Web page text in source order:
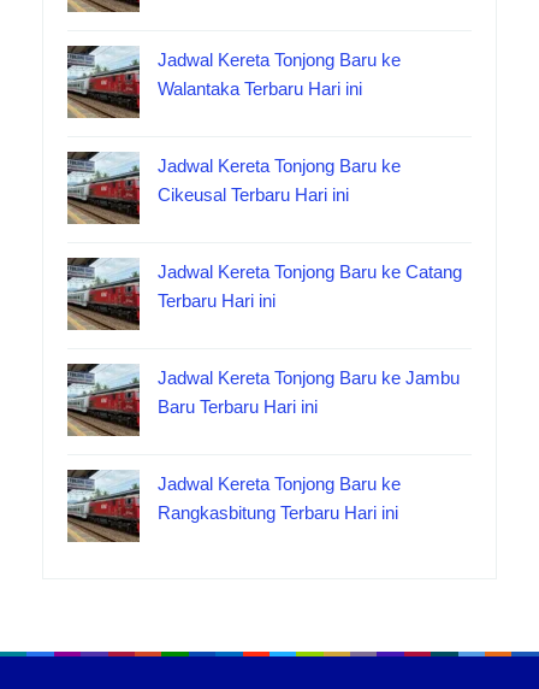
Jadwal Kereta Tonjong Baru ke
Walantaka Terbaru Hari ini
Jadwal Kereta Tonjong Baru ke
Cikeusal Terbaru Hari ini
Jadwal Kereta Tonjong Baru ke Catang
Terbaru Hari ini
Jadwal Kereta Tonjong Baru ke Jambu
Baru Terbaru Hari ini
Jadwal Kereta Tonjong Baru ke
Rangkasbitung Terbaru Hari ini